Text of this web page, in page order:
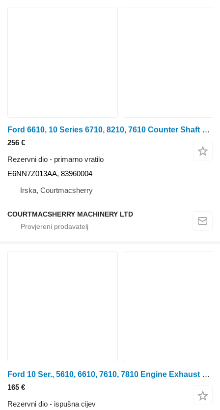
Ford 6610, 10 Series 6710, 8210, 7610 Counter Shaft E6nn7z013aa, 8396 E6NN7Z013AA primarno vratilo za Ford 10 Series traktora na kotačima
256 €
Rezervni dio - primarno vratilo
E6NN7Z013AA, 83960004
Irska, Courtmacsherry
COURTMACSHERRY MACHINERY LTD
Ford 10 Ser., 5610, 6610, 7610, 7810 Engine Exhaust Pipe , E4NN5230DA ispušna cijev za traktora na kotačima
165 €
Rezervni dio - ispušna cijev